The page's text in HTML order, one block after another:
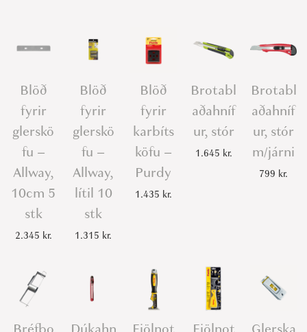
-
l
l
w
q
a
Blöð
fyrir
glerskö
fu –
Allway,
10cm 5
stk
2.345 kr.
Blöð
fyrir
glerskö
fu –
Allway,
lítil 10
stk
1.315 kr.
Blöð
fyrir
karbíts
köfu –
Purdy
1.435 kr.
Brotabl
aðahníf
ur, stór
1.645 kr.
Brotabl
aðahníf
ur, stór
m/járni
799 kr.